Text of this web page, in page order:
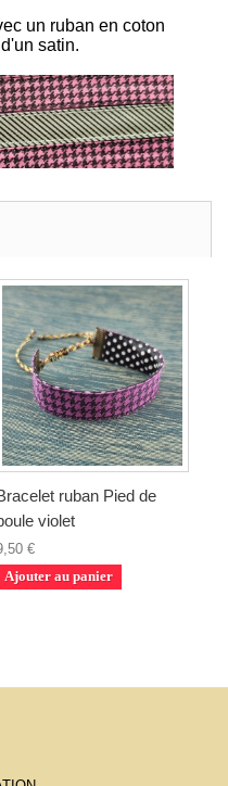
un ruban en coton
satin.
ruban Pied de
violet
€
Ajouter au panier